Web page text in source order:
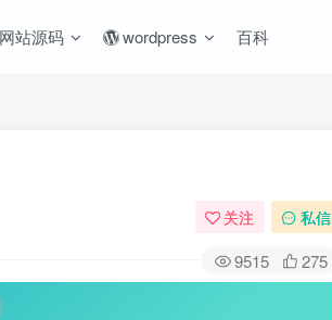
网站源码 wordpress 百科
关注 私信
9515 275